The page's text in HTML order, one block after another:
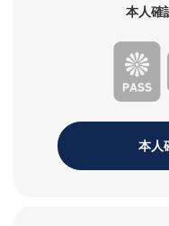
本人確
本人